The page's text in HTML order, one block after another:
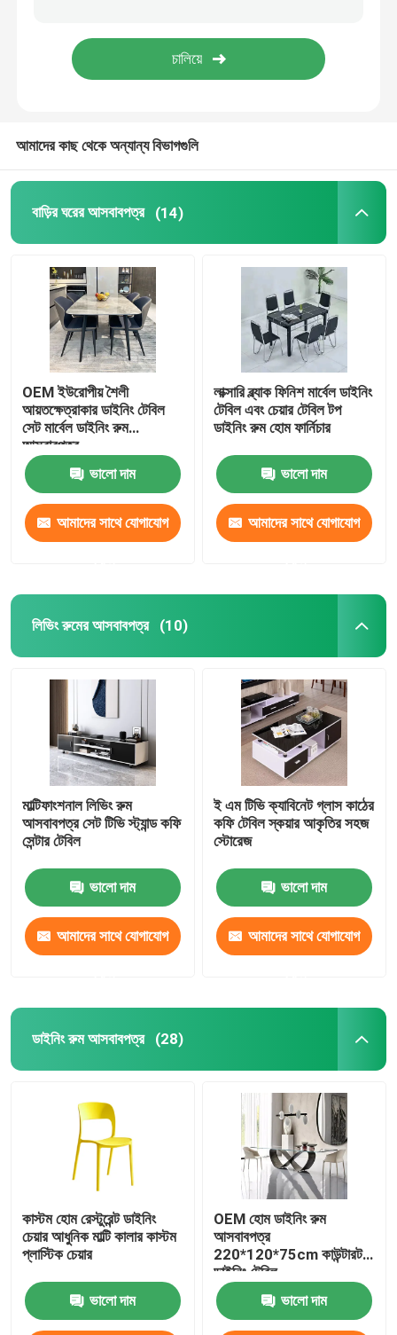
ভুল মার্বেল ডাইনিং টেবিল
আমাদের কাছ থেকে অন্যান্য বিভাগগুলি
বাড়ির ঘরের আসবাবপত্র (14)
OEM ইউরোপীয় শৈলী
আয়তক্ষেত্রাকার ডাইনিং টেবিল
সেট মার্বেল ডাইনিং রুম
আসবাবপত্র
ভালো দাম
আমাদের সাথে যোগাযোগ
লাক্সারি ব্ল্যাক ফিনিশ মার্বেল ডাইনিং
টেবিল এবং চেয়ার টেবিল টপ
ডাইনিং রুম হোম ফার্নিচার
ভালো দাম
আমাদের সাথে যোগাযোগ
লিভিং রুমের আসবাবপত্র (10)
মাল্টিফাংশনাল লিভিং রুম
আসবাবপত্র সেট টিভি স্ট্যান্ড কফি
সেন্টার টেবিল
ভালো দাম
আমাদের সাথে যোগাযোগ
ই এম টিভি ক্যাবিনেট গ্লাস কাঠের
কফি টেবিল স্কয়ার আকৃতির সহজ
স্টোরেজ
ভালো দাম
আমাদের সাথে যোগাযোগ
ডাইনিং রুম আসবাবপত্র (28)
কাস্টম হোম রেস্টুরেন্ট ডাইনিং
চেয়ার আধুনিক মাল্টি কালার কাস্টম
প্লাস্টিক চেয়ার
ভালো দাম
OEM হোম ডাইনিং রুম
আসবাবপত্র
220*120*75cm কাউন্টারটপ
ডাইনিং টেবিল
ভালো দাম